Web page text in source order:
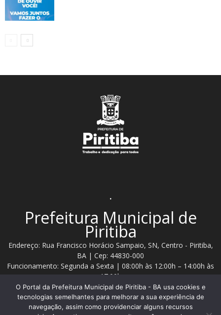
.
Prefeitura Municipal de
Piritiba
Endereço: Rua Francisco Horácio Sampaio, SN, Centro - Piritiba,
BA | Cep: 44830-000
Funcionamento: Segunda a Sexta | 08:00h às 12:00h – 14:00h às
17:00h
Telefone: (74) 3628 - 2111 / 3628 - 2153
O Portal da Prefeitura Municipal de Piritiba - BA usa cookies e
tecnologias semelhantes para melhorar a sua experiência de
navegação, assim como providenciar alguns recursos